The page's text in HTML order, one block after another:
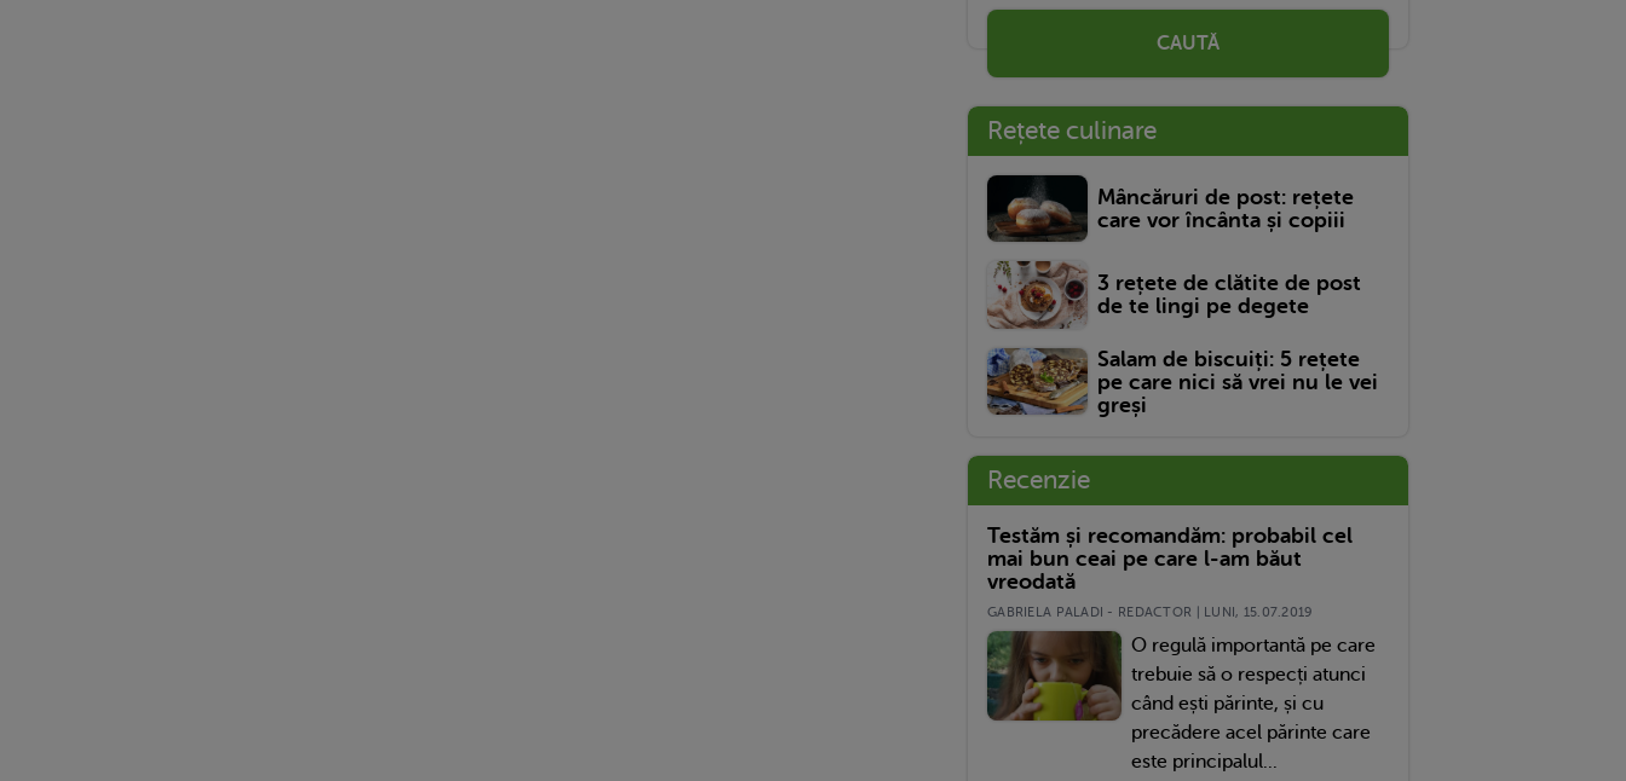
CAUTĂ
Rețete culinare
Mâncăruri de post: rețete
care vor încânta și copiii
3 rețete de clătite de post
de te lingi pe degete
Salam de biscuiți: 5 rețete
pe care nici să vrei nu le vei
greși
Recenzie
Testăm și recomandăm: probabil cel
mai bun ceai pe care l-am băut
vreodată
GABRIELA PALADI - REDACTOR | LUNI, 15.07.2019
O regulă importantă pe care
trebuie să o respecți atunci
când ești părinte, și cu
precădere acel părinte care
este principalul...